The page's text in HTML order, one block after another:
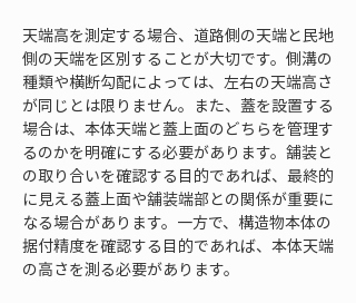
天端高を測定する場合、道路側の天端と民地
側の天端を区別することが大切です。側溝の
種類や横断勾配によっては、左右の天端高さ
が同じとは限りません。また、蓋を設置する
場合は、本体天端と蓋上面のどちらを管理す
るのかを明確にする必要があります。舗装と
の取り合いを確認する目的であれば、最終的
に見える蓋上面や舗装端部との関係が重要に
なる場合があります。一方で、構造物本体の
据付精度を確認する目的であれば、本体天端
の高さを測る必要があります。